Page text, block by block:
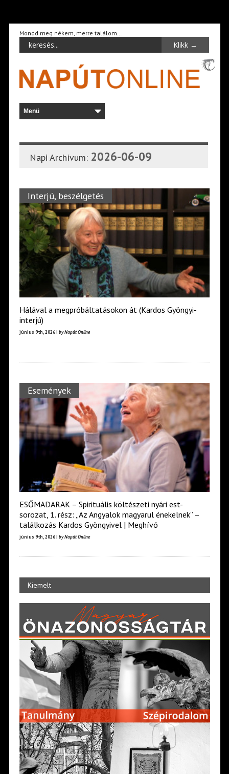
Mondd meg nékem, merre találom…
Napi Archívum: 2026-06-09
Interjú, beszélgetés
Hálával a megpróbáltatásokon át (Kardos Gyöngyi-
interjú)
június 9th, 2026 | by Napút Online
Események
ESŐMADARAK – Spirituális költészeti nyári est-
sorozat, 1. rész: „Az Angyalok magyarul énekelnek” –
találkozás Kardos Gyöngyivel | Meghívó
június 9th, 2026 | by Napút Online
Kiemelt